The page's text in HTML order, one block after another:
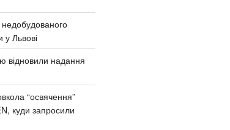
у Львові
відновили надання
“освячення”
куди запросили